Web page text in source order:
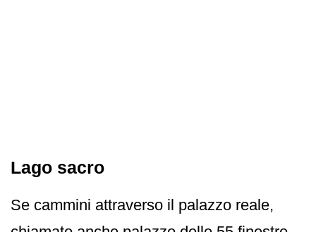
Lago sacro
Se cammini attraverso il palazzo reale,